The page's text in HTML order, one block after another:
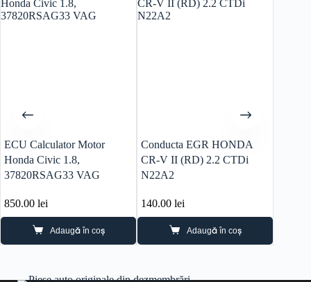
ECU Calculator Motor
Honda Civic 1.8,
37820RSAG33 VAG
850.00 lei
Adaugă în coș
Conducta EGR HONDA
CR-V II (RD) 2.2 CTDi
N22A2
140.00lei
Adaugă în coș